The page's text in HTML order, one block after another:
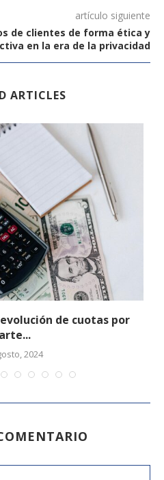
artículo siguiente
de clientes de forma ética y
en la era de la privacidad
ARTICLES
de cuotas por
2024